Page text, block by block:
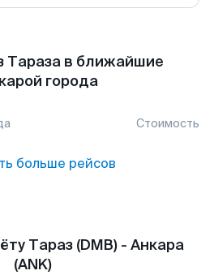
Тараза в ближайшие
города
Стоимость
больше рейсов
Тараз (DMB) - Анкара
(ANK)